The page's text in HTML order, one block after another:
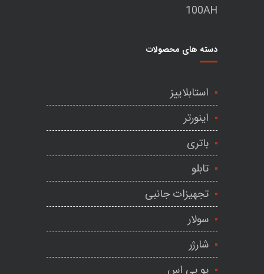
دسته های محصولات
استابلاییز
اینورتر
باتری
تابلو
تجهیزات جانبی
سولار
شارژر
یو پی اس